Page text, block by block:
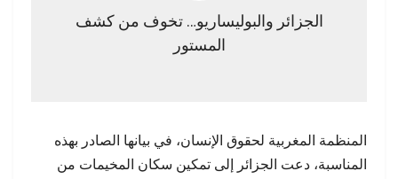
الجزائر والبوليساريو… تخوف من كشف
المستور
المنظمة المغربية لحقوق الإنسان، في بيانها الصادر بهذه
المناسبة، دعت الجزائر إلى تمكين سكان المخيمات من